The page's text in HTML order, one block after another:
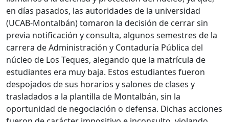
en días pasados, las autoridades de la universidad
(UCAB-Montalbán) tomaron la decisión de cerrar sin
previa notificación y consulta, algunos semestres de la
carrera de Administración y Contaduría Pública del
núcleo de Los Teques, alegando que la matrícula de
estudiantes era muy baja. Estos estudiantes fueron
despojados de sus horarios y salones de clases y
trasladados a la plantilla de Montalbán, sin la
oportunidad de negociación o defensa. Dichas acciones